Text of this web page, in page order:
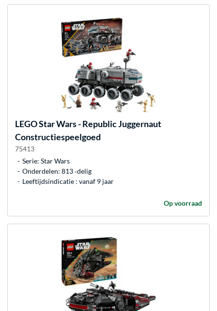
LEGOStar Wars - Republic Juggernaut
Constructiespeelgoed
75413
Serie: Star Wars
Onderdelen: 813 ‐delig
Leeftijdsindicatie : vanaf 9 jaar
Op voorraad